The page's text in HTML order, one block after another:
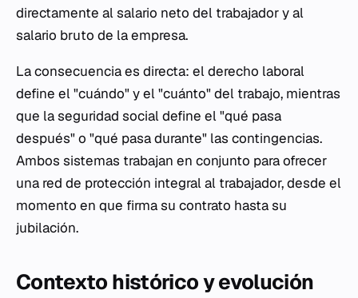
directamente al salario neto del trabajador y al
salario bruto de la empresa.
La consecuencia es directa: el derecho laboral
define el "cuándo" y el "cuánto" del trabajo, mientras
que la seguridad social define el "qué pasa
después" o "qué pasa durante" las contingencias.
Ambos sistemas trabajan en conjunto para ofrecer
una red de protección integral al trabajador, desde el
momento en que firma su contrato hasta su
jubilación.
Contexto histórico y evolución